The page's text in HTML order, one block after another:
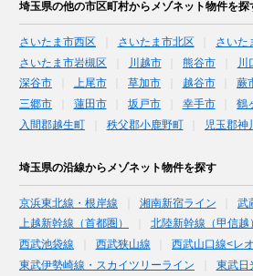
埼玉県の他の市区町村からメゾネット物件を探
さいたま市西区 さいたま市北区 さいた
さいたま市岩槻区
川越市 熊谷市 川
深谷市
上尾市 草加市 越谷市 蕨
三郷市
蓮田市 坂戸市 幸手市 鶴
入間郡越生町
秩父郡小鹿野町 児玉郡神
埼玉県の沿線からメゾネット物件を探す
京浜東北線・根岸線 湘南新宿ライン 武
上越新幹線（首都圏）
北陸新幹線（甲信越
西武池袋線
西武狭山線 西武山口線<レ
東武伊勢崎線・スカイツリーライン
東武日